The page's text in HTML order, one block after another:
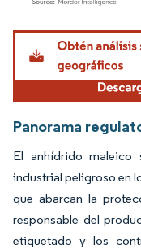
Imagen © Mordor
Panorama
El anhídrido
industrial peligroso en
que abarcan la
responsable del
etiquetado y los